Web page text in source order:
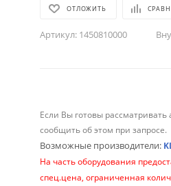
ОТЛОЖИТЬ
Артикул: 1450810000
Если Вы готовы рассматривать
сообщить об этом при запросе.
Возможные производители:
На часть оборудования
спец.цена, ограниченная